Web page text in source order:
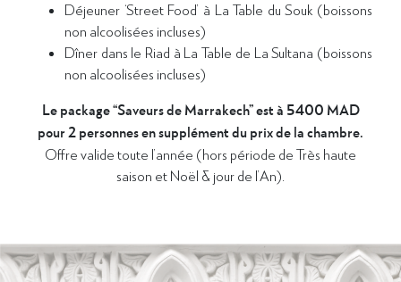
Déjeuner ‘Street Food’ à La Table du Souk (boissons
non alcoolisées incluses)
Dîner dans le Riad à La Table de La Sultana (boissons
non alcoolisées incluses)
Le package “Saveurs de Marrakech” est à 5400 MAD
pour 2 personnes en supplément du prix de la chambre.
Offre valide toute l’année (hors période de Très haute
saison et Noël & jour de l’An).